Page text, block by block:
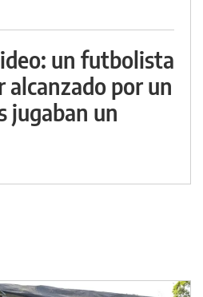
un futbolista
alcanzado por un
jugaban un